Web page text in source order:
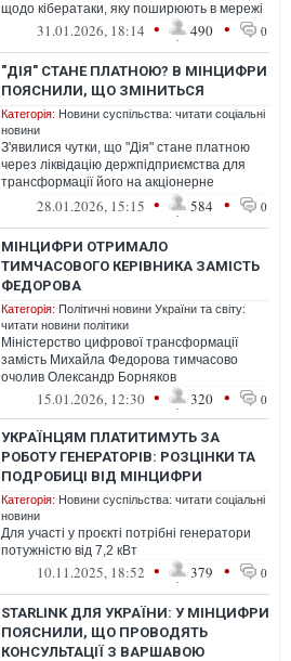
щодо кібератаки, яку поширюють в мережі
31.01.2026, 18:14 • 490 • 0
"ДІЯ" СТАНЕ ПЛАТНОЮ? В МІНЦИФРИ
ПОЯСНИЛИ, ЩО ЗМІНИТЬСЯ
Категорія: Новини суспільства: читати соціальні
новини
З'явилися чутки, що "Дія" стане платною
через ліквідацію держпідприємства для
трансформації його на акціонерне
товариство. Проте насправді цей крок ні...
28.01.2026, 15:15 • 584 • 0
МІНЦИФРИ ОТРИМАЛО
ТИМЧАСОВОГО КЕРІВНИКА ЗАМІСТЬ
ФЕДОРОВА
Категорія: Політичні новини України та світу:
читати новини політики
Міністерство цифрової трансформації
замість Михайла Федорова тимчасово
очолив Олександр Борняков
15.01.2026, 12:30 • 320 • 0
УКРАЇНЦЯМ ПЛАТИТИМУТЬ ЗА
РОБОТУ ГЕНЕРАТОРІВ: РОЗЦІНКИ ТА
ПОДРОБИЦІ ВІД МІНЦИФРИ
Категорія: Новини суспільства: читати соціальні
новини
Для участі у проєкті потрібні генератори
потужністю від 7,2 кВт
10.11.2025, 18:52 • 379 • 0
STARLINK ДЛЯ УКРАЇНИ: У МІНЦИФРИ
ПОЯСНИЛИ, ЩО ПРОВОДЯТЬ
КОНСУЛЬТАЦІЇ З ВАРШАВОЮ